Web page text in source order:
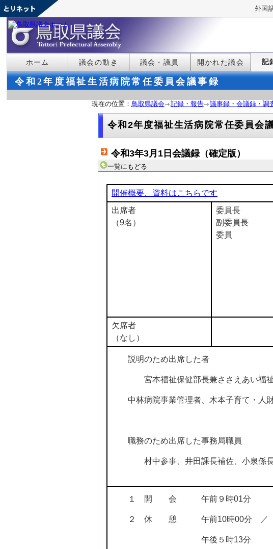
外国
ホーム 議会の動き 議会・議員 開かれた議会 記
令和2年度福祉生活病院常任委員会議事録
現在の位置： 鳥取県議会 記録・報告 議事録・会議録・調
令和2年度福祉生活病院常任委員会
令和3年3月1日会議録（確定版）
一覧にもどる
開催概要、資料はこちらです
出席者
（9名）
委員長
副委員長
委員
欠席者
（なし）
説明のため出席した者
宮本福祉保健部長兼ささえあい福祉
中林病院事業管理者、木本子育て・人
職務のため出席した事務局職員
村中参事、井田課長補佐、小泉係
１ 開 会 午前９時01分
２ 休 憩 午前10時00分 ／
午後５時13分